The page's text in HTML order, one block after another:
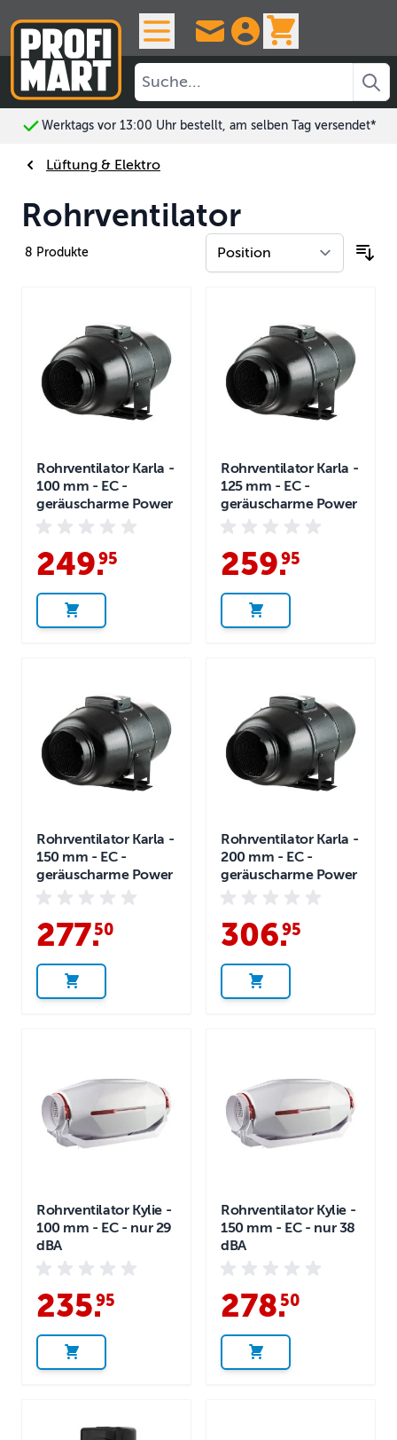
Werktags vor 13:00 Uhr bestellt, am selben Tag versendet*
Lüftung & Elektro
Rohrventilator
8 Produkte
Rohrventilator Karla -
100 mm - EC -
geräuscharme Power
249.
95
Rohrventilator Karla -
125 mm - EC -
geräuscharme Power
259.
95
Rohrventilator Karla -
150 mm - EC -
geräuscharme Power
277.
50
Rohrventilator Karla -
200 mm - EC -
geräuscharme Power
306.
95
Rohrventilator Kylie -
100 mm - EC - nur 29
dBA
235.
95
Rohrventilator Kylie -
150 mm - EC - nur 38
dBA
278.
50